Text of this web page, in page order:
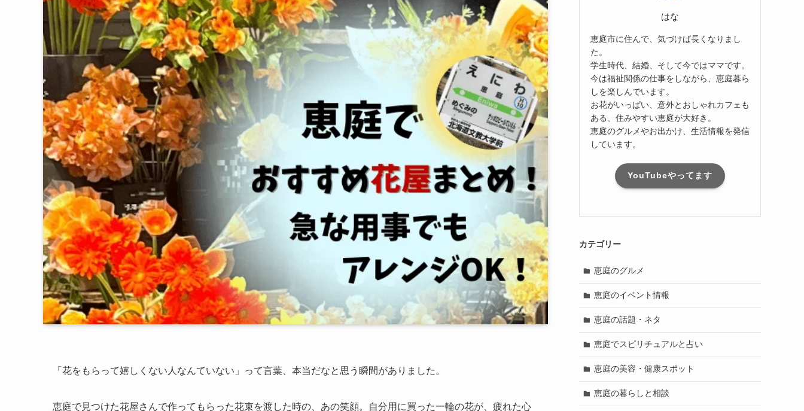
「花をもらって嬉しくない人なんていない」って言葉、本当だなと思う瞬間がありました。
恵庭で見つけた花屋さんで作ってもらった花束を渡した時の、あの笑顔。自分用に買った一輪の花が、疲れた心
はな
恵庭市に住んで、気づけば長くなりまし
た。
学生時代、結婚、そして今ではママです。
今は福祉関係の仕事をしながら、恵庭暮ら
しを楽しんでいます。
お花がいっぱい、意外とおしゃれカフェも
ある、住みやすい恵庭が大好き。
恵庭のグルメやお出かけ、生活情報を発信
しています。
YouTubeやってます
カテゴリー
恵庭のグルメ
恵庭のイベント情報
恵庭の話題・ネタ
恵庭でスピリチュアルと占い
恵庭の美容・健康スポット
恵庭の暮らしと相談